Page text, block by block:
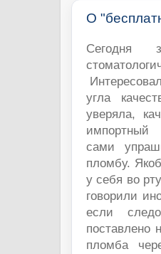
О
Сегодня
угла
уверяла,
сами
пломбу.
у себя во
говорили
если
поставлено
пломба